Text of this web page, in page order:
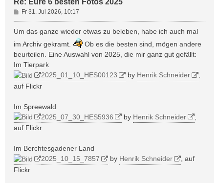
B
e
r
a
g
Fr 31. Jul 2026, 10:17
Um das ganze wieder etwas zu beleben, habe ich auch mal
im Archiv gekramt.
Ob es die besten sind, mögen andere
beurteilen. Eine Auswahl von 2025, die mir ganz gut gefällt:
Im Tierpark
2025_01_10_HES00123
by Henrik Schneider
auf Flickr
Im Spreewald
2025_07_30_HES5936
by Henrik Schneider
auf Flickr
Im Berchtesgadener Land
2025_10_15_7857
by Henrik Schneider
, auf
Flickr